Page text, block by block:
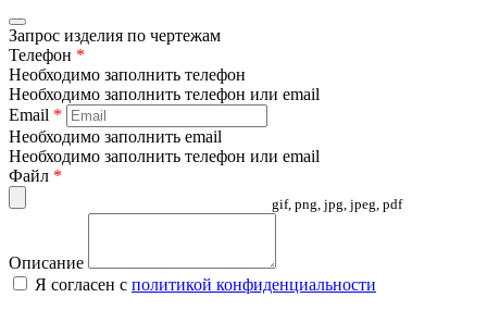
Запрос изделия по чертежам
Телефон *
Необходимо заполнить телефон
Необходимо заполнить телефон или email
Email *
Необходимо заполнить email
Необходимо заполнить телефон или email
Файл *
gif, png, jpg, jpeg, pdf
Описание
Я согласен с политикой конфиденциальности